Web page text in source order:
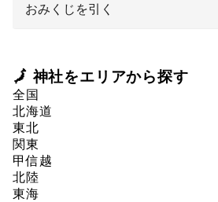
おみくじを引く
🗾 神社をエリアから探す
全国
北海道
東北
関東
甲信越
北陸
東海